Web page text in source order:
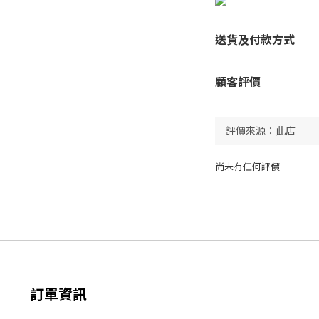
送貨及付款方式
顧客評價
尚未有任何評價
訂單資訊